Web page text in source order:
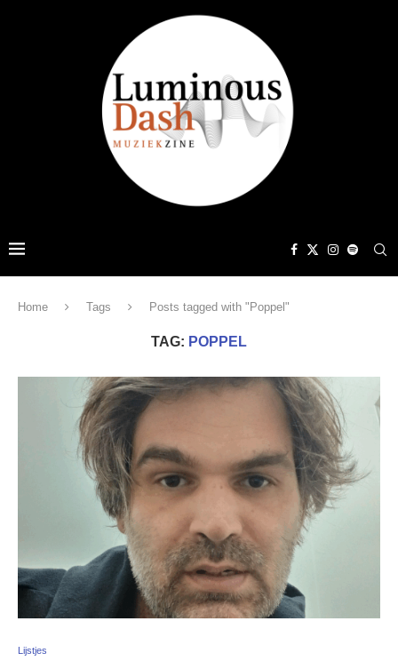
Home Tags Posts tagged with "Poppel"
TAG: POPPEL
Lijstjes